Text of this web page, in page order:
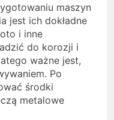
maszyn
jest ich dokładne
i inne
do korozji i
ważne jest,
Po
środki
metalowe